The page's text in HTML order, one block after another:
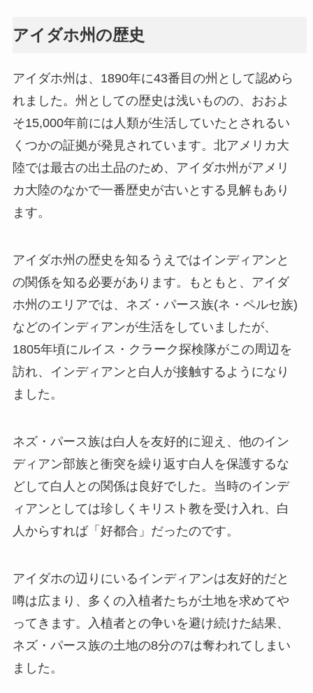
アイダホ州の歴史
アイダホ州は、1890年に43番目の州として認めら
れました。州としての歴史は浅いものの、おおよ
そ15,000年前には人類が生活していたとされるい
くつかの証拠が発見されています。北アメリカ大
陸では最古の出土品のため、アイダホ州がアメリ
カ大陸のなかで一番歴史が古いとする見解もあり
ます。
アイダホ州の歴史を知るうえではインディアンと
の関係を知る必要があります。もともと、アイダ
ホ州のエリアでは、ネズ・パース族(ネ・ペルセ族)
などのインディアンが生活をしていましたが、
1805年頃にルイス・クラーク探検隊がこの周辺を
訪れ、インディアンと白人が接触するようになり
ました。
ネズ・パース族は白人を友好的に迎え、他のイン
ディアン部族と衝突を繰り返す白人を保護するな
どして白人との関係は良好でした。当時のインデ
ィアンとしては珍しくキリスト教を受け入れ、白
人からすれば「好都合」だったのです。
アイダホの辺りにいるインディアンは友好的だと
噂は広まり、多くの入植者たちが土地を求めてや
ってきます。入植者との争いを避け続けた結果、
ネズ・パース族の土地の8分の7は奪われてしまい
ました。